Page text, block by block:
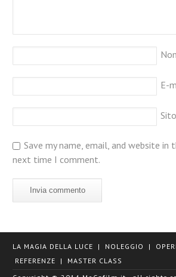
E-
Save my name, email, and website
next time I comment.
LA MAGIA DELLA LUCE | NOLEGGIO |
REFERENZE | MASTER CLASS